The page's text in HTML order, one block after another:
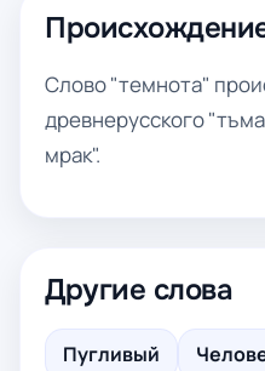
Слово "темнота"
древнерусского
мрак".
Другие слова
Пугливый